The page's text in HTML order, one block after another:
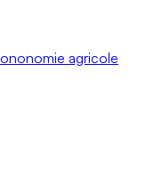
agricole